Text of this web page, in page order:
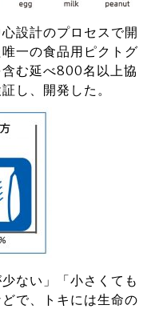
設計のプロセスで開
一の食品用ピクトグ
む延べ800名以上協
し、開発した。
ない」「小さくても
で、トキには生命の